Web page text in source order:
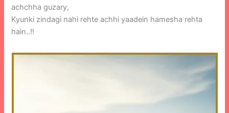
achchha guzary,
Kyunki zindagi nahi rehte achhi yaadein hamesha rehta
hain..!!